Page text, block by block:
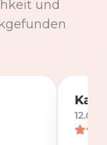
und